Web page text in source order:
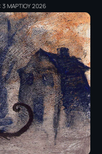
3 ΜΑΡΤΙΟΥ 2026